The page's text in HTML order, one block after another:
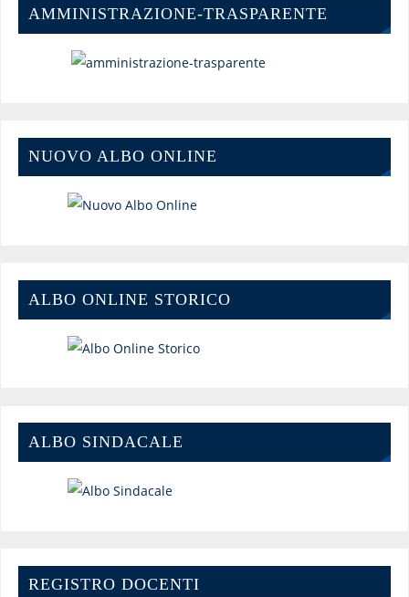
AMMINISTRAZIONE-TRASPARENTE
NUOVO ALBO ONLINE
ALBO ONLINE STORICO
ALBO SINDACALE
REGISTRO DOCENTI